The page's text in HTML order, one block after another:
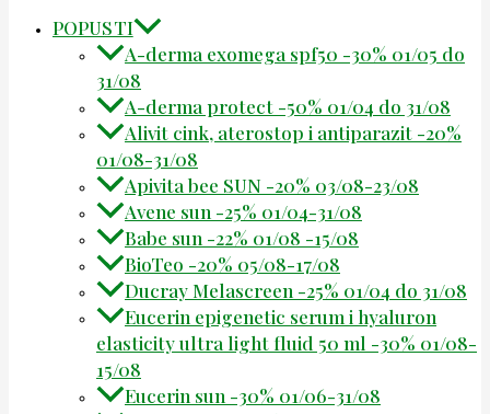
POPUSTI
A-derma exomega spf50 -30% 01/05 do
31/08
A-derma protect -50% 01/04 do 31/08
Alivit cink, aterostop i antiparazit -20%
01/08-31/08
Apivita bee SUN -20% 03/08-23/08
Avene sun -25% 01/04-31/08
Babe sun -22% 01/08 -15/08
BioTeo -20% 05/08-17/08
Ducray Melascreen -25% 01/04 do 31/08
Eucerin epigenetic serum i hyaluron
elasticity ultra light fluid 50 ml -30% 01/08-
15/08
Eucerin sun -30% 01/06-31/08